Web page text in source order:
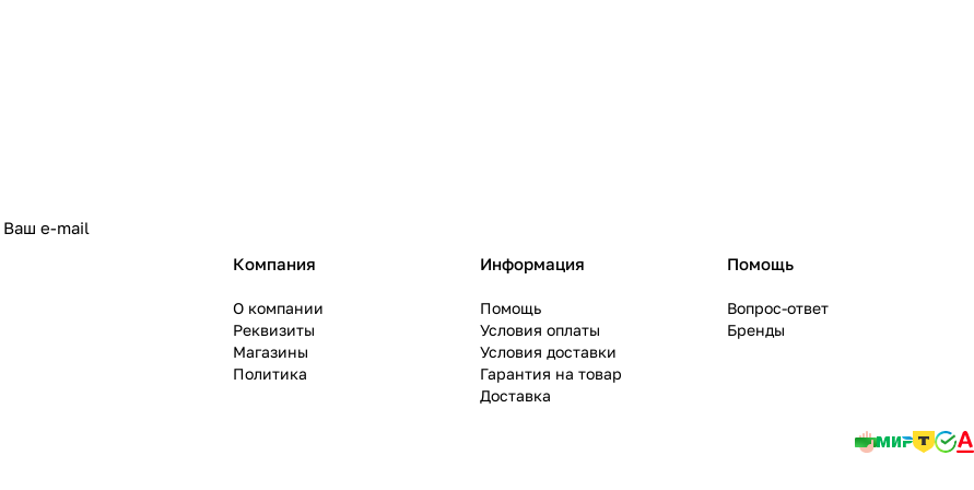
Компания
О компании
Реквизиты
Магазины
Политика
Информация
Помощь
Условия оплаты
Условия доставки
Гарантия на товар
Доставка
Помощь
Вопрос-ответ
Бренды